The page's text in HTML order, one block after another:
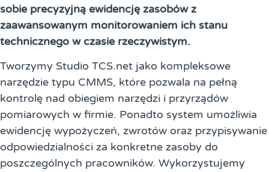
sobie precyzyjną ewidencję zasobów z
zaawansowanym monitorowaniem ich stanu
technicznego w czasie rzeczywistym.
Tworzymy Studio TCS.net jako kompleksowe
narzędzie typu CMMS, które pozwala na pełną
kontrolę nad obiegiem narzędzi i przyrządów
pomiarowych w firmie. Ponadto system umożliwia
ewidencję wypożyczeń, zwrotów oraz przypisywanie
odpowiedzialności za konkretne zasoby do
poszczególnych pracowników. Wykorzystujemy